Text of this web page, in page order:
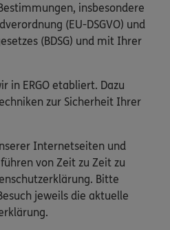
insbesondere
(EU-DSGVO) und
(BDSG) und mit Ihrer
in ERGO etabliert. Dazu
zur Sicherheit Ihrer
Internetseiten und
von Zeit zu Zeit zu
Bitte
jeweils die aktuelle